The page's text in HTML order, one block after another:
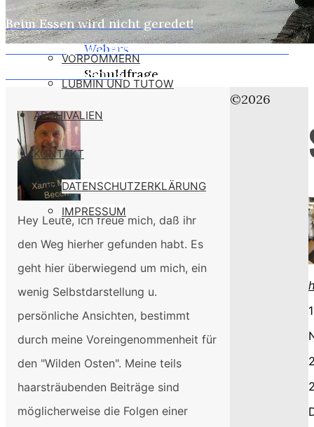
RHINESIDE-GALERIE
KREFELD-BILDER
VORPOMMERN
LUBMIN UND TUTOW
ARCHIVALIEN
KONTAKT
DATENSCHUTZERKLÄRUNG
IMPRESSUM
Home
Webers
Schuldfrage
Beim Essen wird nicht geredet!
Entrüstung über die Pariser Attacken verdeckt
unseren Rassismus
Hey Leute, ich freue mich, daß ihr
den Weg hierher gefunden habt. Es
geht hier überwiegend um mich, ein
wenig Selbstdarstellung u.
persönliche Ansichten, bestimmt
durch meine Voreingenommenheit für
den "Wilden Osten". Meine teils
haarsträubenden Beiträge sind
möglicherweise die Folgen einer
©2026